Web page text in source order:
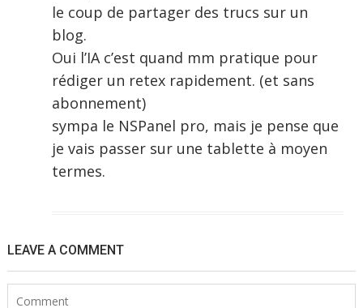
le coup de partager des trucs sur un
blog.
Oui l’IA c’est quand mm pratique pour
rédiger un retex rapidement. (et sans
abonnement)
sympa le NSPanel pro, mais je pense que
je vais passer sur une tablette à moyen
termes.
LEAVE A COMMENT